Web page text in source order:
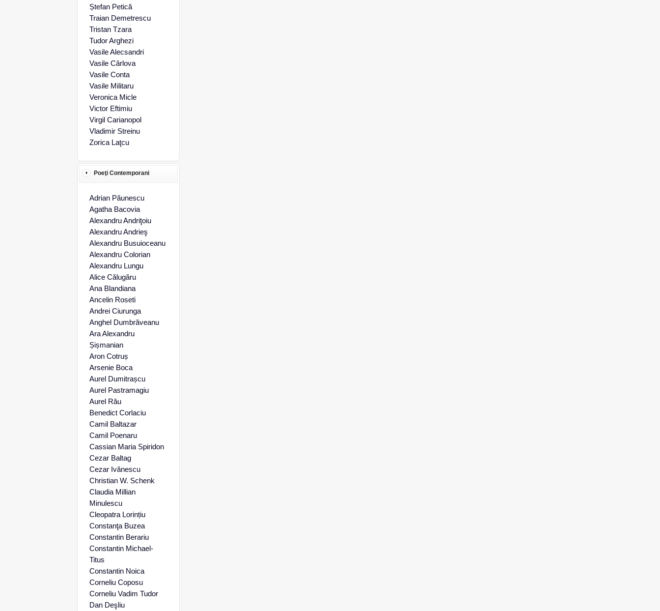
Ștefan Petică
Traian Demetrescu
Tristan Tzara
Tudor Arghezi
Vasile Alecsandri
Vasile Cârlova
Vasile Conta
Vasile Militaru
Veronica Micle
Victor Eftimiu
Virgil Carianopol
Vladimir Streinu
Zorica Laţcu
Poeţi Contemporani
Adrian Păunescu
Agatha Bacovia
Alexandru Andriţoiu
Alexandru Andrieş
Alexandru Busuioceanu
Alexandru Colorian
Alexandru Lungu
Alice Călugăru
Ana Blandiana
Ancelin Roseti
Andrei Ciurunga
Anghel Dumbrăveanu
Ara Alexandru
Șișmanian
Aron Cotruș
Arsenie Boca
Aurel Dumitrașcu
Aurel Pastramagiu
Aurel Rău
Benedict Corlaciu
Camil Baltazar
Camil Poenaru
Cassian Maria Spiridon
Cezar Baltag
Cezar Ivănescu
Christian W. Schenk
Claudia Millian
Minulescu
Cleopatra Lorințiu
Constanţa Buzea
Constantin Berariu
Constantin Michael-
Titus
Constantin Noica
Corneliu Coposu
Corneliu Vadim Tudor
Dan Deşliu